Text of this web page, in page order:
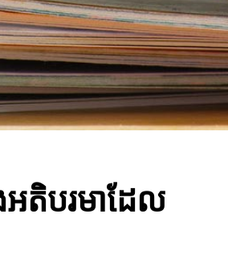
តិបរមាដែល